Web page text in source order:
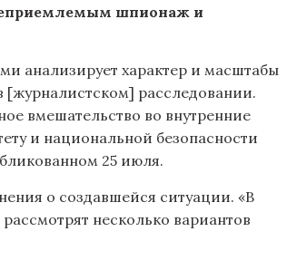
шпионаж и
анализирует характер и масштабы
[журналистском] расследовании.
вмешательство во внутренние
и национальной безопасности
25 июля.
о создавшейся ситуации. «В
несколько вариантов